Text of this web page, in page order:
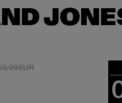
EUR
EURAktionspreis: 59,99 EUR